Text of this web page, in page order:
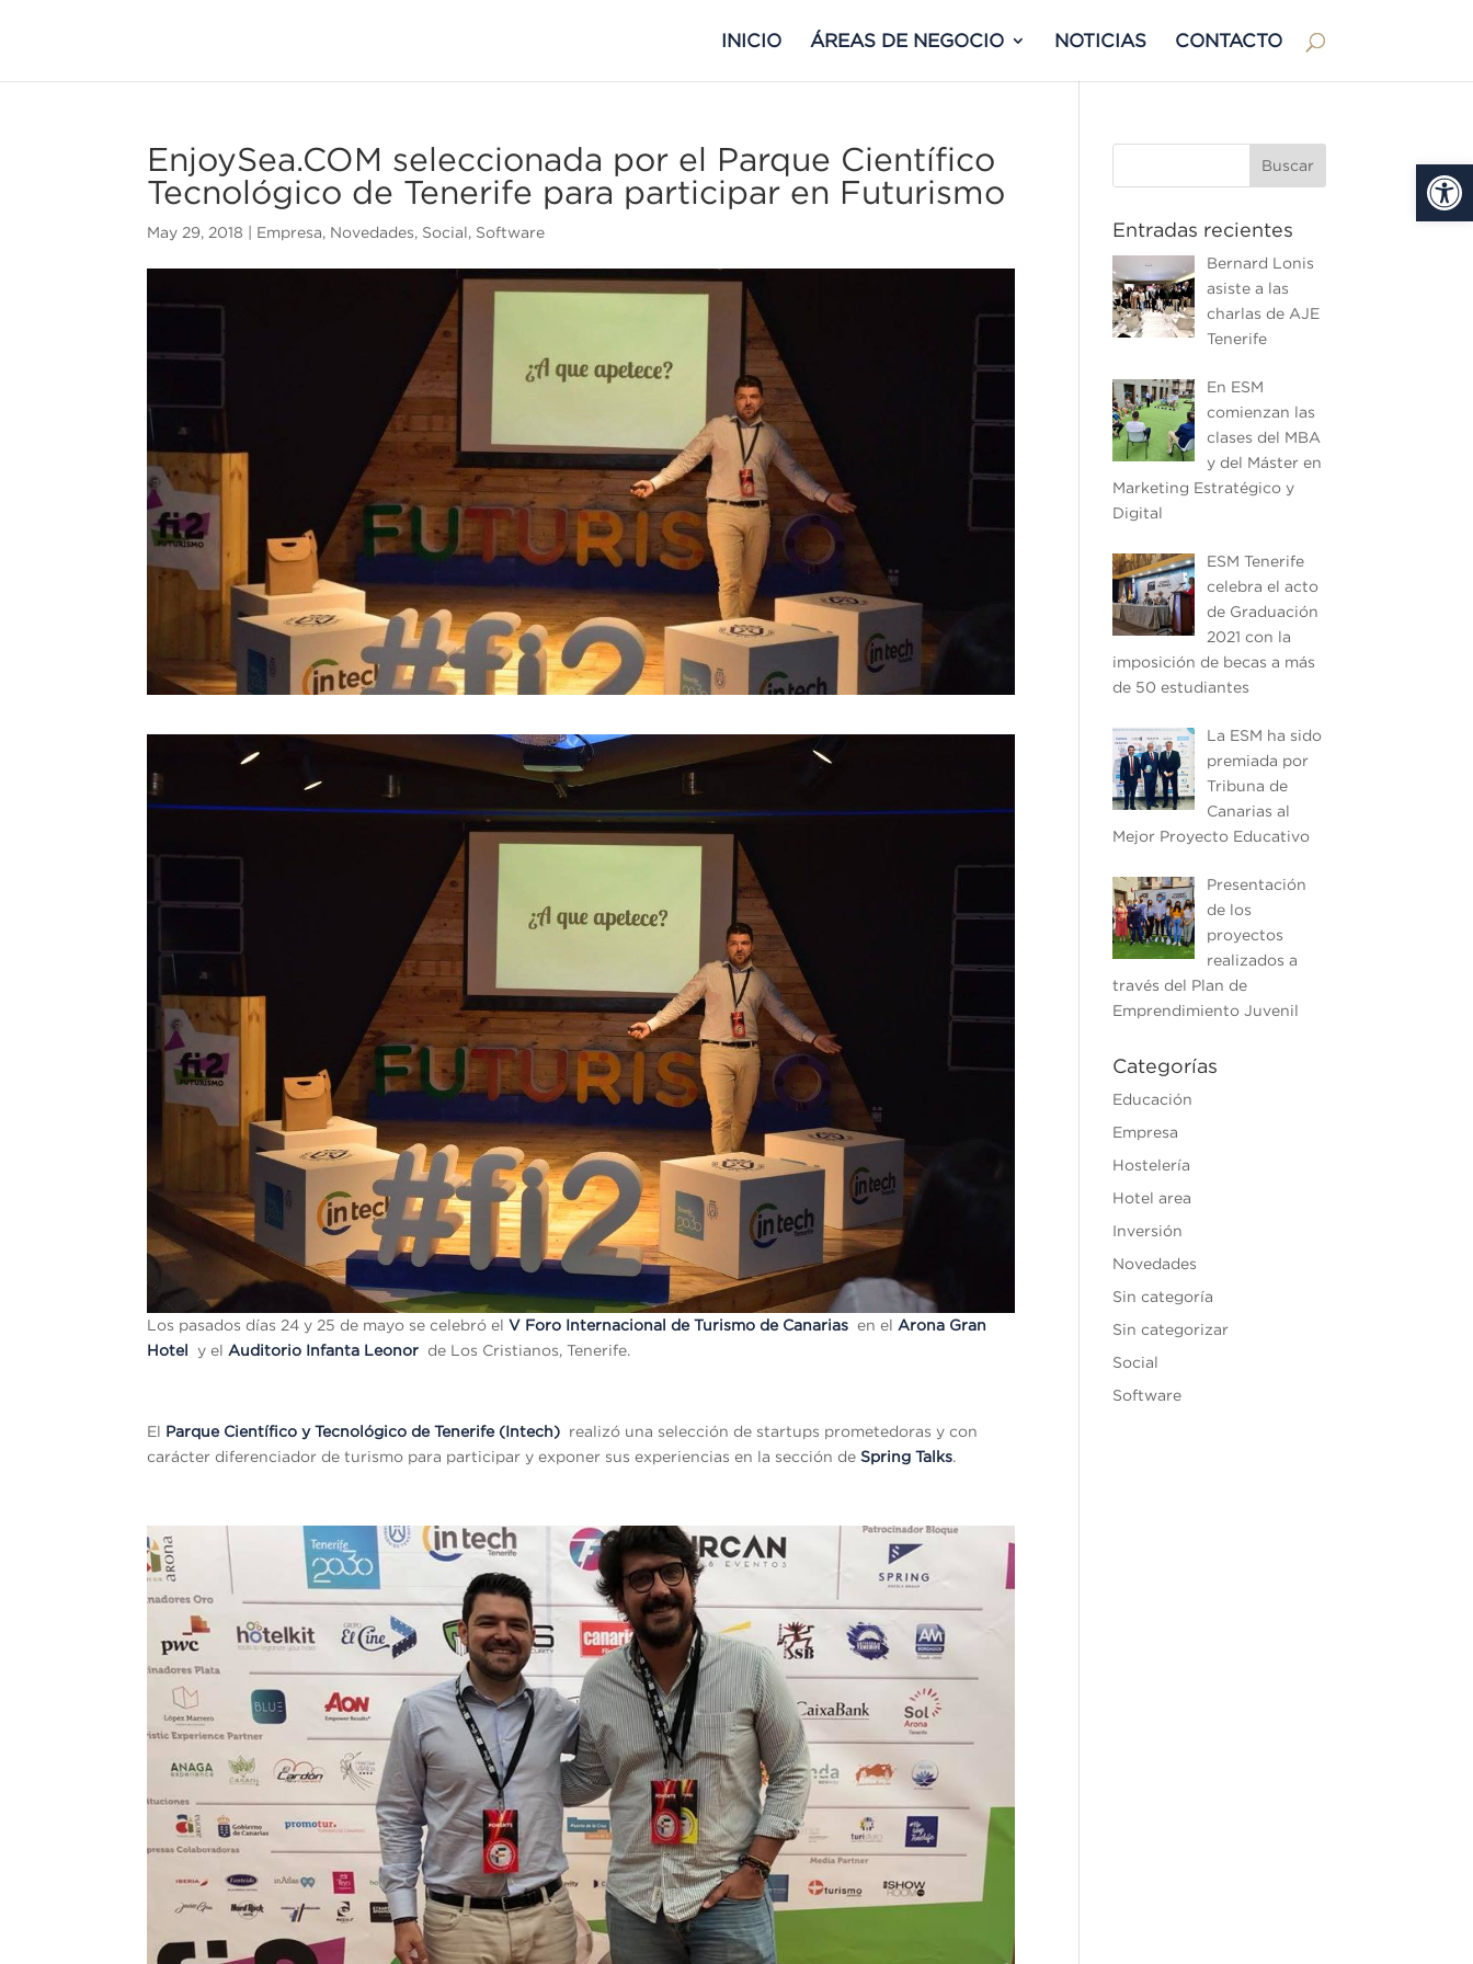
Abrir
INICIO ÁREAS DE NEGOCIO NOTICIAS CONTACTO
EnjoySea.COM seleccionada por el Parque Científico
Tecnológico de Tenerife para participar en Futurismo
May 29, 2018 Empresa, Novedades, Social, Software
Los pasados días 24 y 25 de mayo se celebró elV Foro Internacional de Turismo de Canarias en elArona Gran
Hotel y elAuditorio Infanta Leonor de Los Cristianos, Tenerife.
El Parque Científico y Tecnológico de Tenerife (Intech) realizó una selección de startups prometedoras y con
carácter diferenciador de turismo para participar y exponer sus experiencias en la sección deSpring Talks.
Entradas recientes
Bernard Lonis
asiste a las
charlas de AJE
Tenerife
En ESM
comienzan las
clases del MBA
y del Máster en
Marketing Estratégico y
Digital
ESM Tenerife
celebra el acto
de Graduación
2021 con la
imposición de becas a más
de 50 estudiantes
La ESM ha sido
premiada por
Tribuna de
Canarias al
Mejor Proyecto Educativo
Presentación
de los
proyectos
realizados a
través del Plan de
Emprendimiento Juvenil
Categorías
Educación
Empresa
Hostelería
Hotel area
Inversión
Novedades
Sin categoría
Sin categorizar
Social
Software